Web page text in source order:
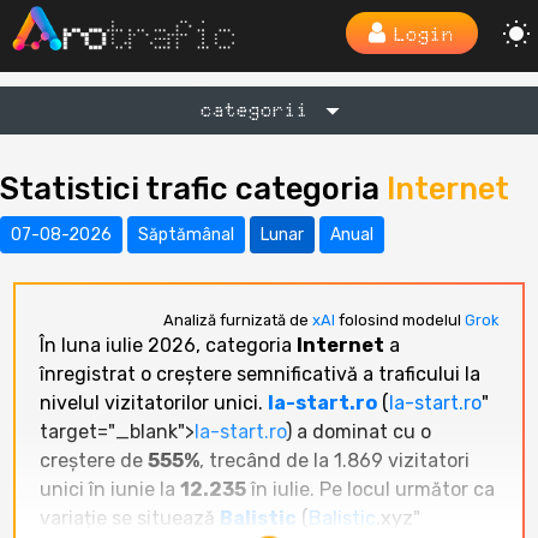
Login
categorii
Statistici trafic categoria Internet
07-08-2026 Săptămânal Lunar Anual
Analiză furnizată de xAI folosind modelul Grok
În luna iulie 2026, categoria Internet a
înregistrat o creștere semnificativă a traficului la
nivelul vizitatorilor unici. la-start.ro (la-start.ro"
target="_blank">la-start.ro) a dominat cu o
creștere de555%, trecând de la 1.869 vizitatori
unici în iunie la12.235în iulie. Pe locul următor ca
variație se situează Balistic (Balistic .xyz"